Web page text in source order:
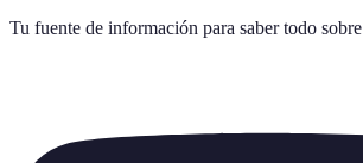
Tu fuente de información para saber todo sobre